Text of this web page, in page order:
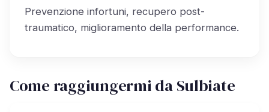
Prevenzione infortuni, recupero post-
traumatico, miglioramento della performance.
Come raggiungermi da Sulbiate